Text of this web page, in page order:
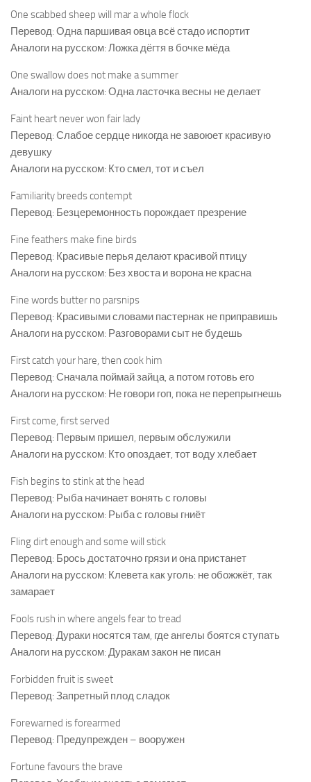
One scabbed sheep will mar a whole flock
Перевод: Одна паршивая овца всё стадо испортит
Аналоги на русском: Ложка дёгтя в бочке мёда
One swallow does not make a summer
Аналоги на русском: Одна ласточка весны не делает
Faint heart never won fair lady
Перевод: Слабое сердце никогда не завоюет красивую
девушку
Аналоги на русском: Кто смел, тот и съел
Familiarity breeds contempt
Перевод: Безцеремонность порождает презрение
Fine feathers make fine birds
Перевод: Красивые перья делают красивой птицу
Аналоги на русском: Без хвоста и ворона не красна
Fine words butter no parsnips
Перевод: Красивыми словами пастернак не приправишь
Аналоги на русском: Разговорами сыт не будешь
First catch your hare, then cook him
Перевод: Сначала поймай зайца, а потом готовь его
Аналоги на русском: Не говори гоп, пока не перепрыгнешь
First come, first served
Перевод: Первым пришел, первым обслужили
Аналоги на русском: Кто опоздает, тот воду хлебает
Fish begins to stink at the head
Перевод: Рыба начинает вонять с головы
Аналоги на русском: Рыба с головы гниёт
Fling dirt enough and some will stick
Перевод: Брось достаточно грязи и она пристанет
Аналоги на русском: Клевета как уголь: не обожжёт, так
замарает
Fools rush in where angels fear to tread
Перевод: Дураки носятся там, где ангелы боятся ступать
Аналоги на русском: Дуракам закон не писан
Forbidden fruit is sweet
Перевод: Запретный плод сладок
Forewarned is forearmed
Перевод: Предупрежден – вооружен
Fortune favours the brave